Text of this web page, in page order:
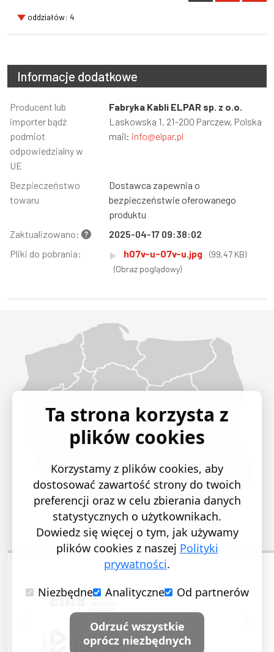
oddziałów: 4
Informacje dodatkowe
Informacja
Wartość
Producent lub
importer bądź
podmiot
odpowiedzialny w
UE
Fabryka Kabli ELPAR sp. z o.o.
Laskowska 1, 21-200 Parczew, Polska
mail: info@elpar.pl
Bezpieczeństwo
towaru
Dostawca zapewnia o
bezpieczeństwie oferowanego
produktu
Zaktualizowano:
2025-04-17 09:38:02
Pliki do pobrania:
h07v-u-07v-u.jpg
(99,47 KB)
(Obraz poglądowy)
POPRZEDNI SLAJD
Ta strona korzysta z
plików cookies
Korzystamy z plików cookies, aby
dostosować zawartość strony do twoich
preferencji oraz w celu zbierania danych
statystycznych o użytkownikach.
Dowiedz się więcej o tym, jak używamy
plików cookies z naszej Polityki
prywatności.
Niezbędne
Analityczne Od partnerów
Odrzuć wszystkie
oprócz niezbędnych